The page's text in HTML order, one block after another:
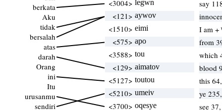
berkata
Aku
tidak
bersalah
atas
darah
Orang
ini
Itu
urusanmu
sendiri
<3004> legwn
say
<121> aywov
<1510> eimi
I am +
<575> apo
from
<3588> tou
which
<129> aimatov
blood
<5127> toutou
this
<5210> umeiv
ye
<3700> oqesye see